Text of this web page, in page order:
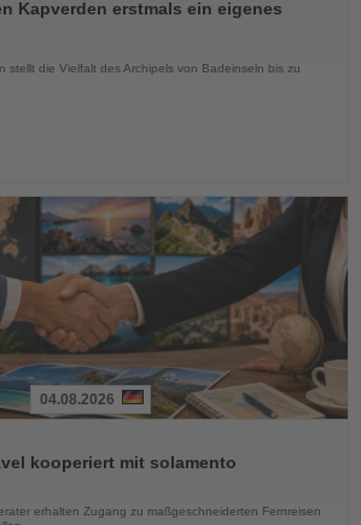
Kapverden erstmals ein eigenes
stellt die Vielfalt des Archipels von Badeinseln bis zu
04.08.2026
kooperiert mit solamento
erhalten Zugang zu maßgeschneiderten Fernreisen